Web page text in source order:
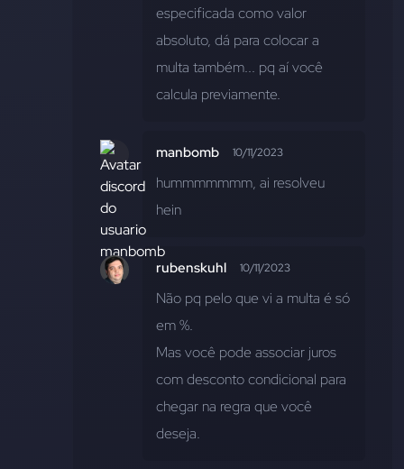
especificada como valor
absoluto, dá para colocar a
multa também... pq aí você
calcula previamente.
manbomb 10/11/2023
hummmmmmm, ai resolveu
hein
rubenskuhl 10/11/2023
Não pq pelo que vi a multa é só
em %.
Mas você pode associar juros
com desconto condicional para
chegar na regra que você
deseja.